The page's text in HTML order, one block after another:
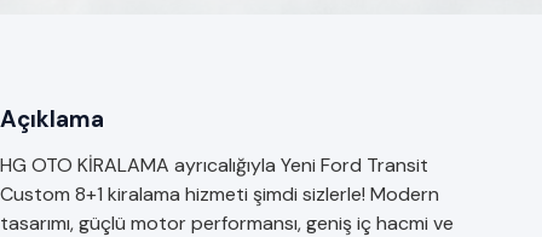
Açıklama
HG OTO KİRALAMA ayrıcalığıyla Yeni Ford Transit
Custom 8+1 kiralama hizmeti şimdi sizlerle! Modern
tasarımı, güçlü motor performansı, geniş iç hacmi ve